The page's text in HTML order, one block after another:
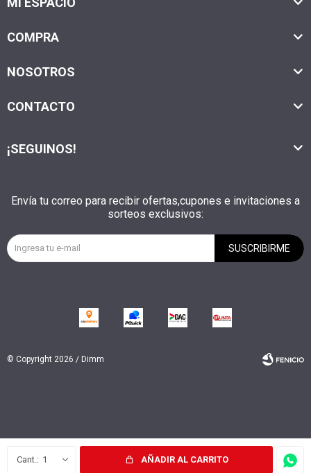
1 AÑADIR AL CARRITO
COMPRA
NOSOTROS
CONTACTO
Envía tu correo para recibir ofertas,cupones e invitaciones a
sorteos exclusivos:
SUSCRIBIRME
¡SEGUINOS!
© Copyright 2026 / Dimm
Fenicio